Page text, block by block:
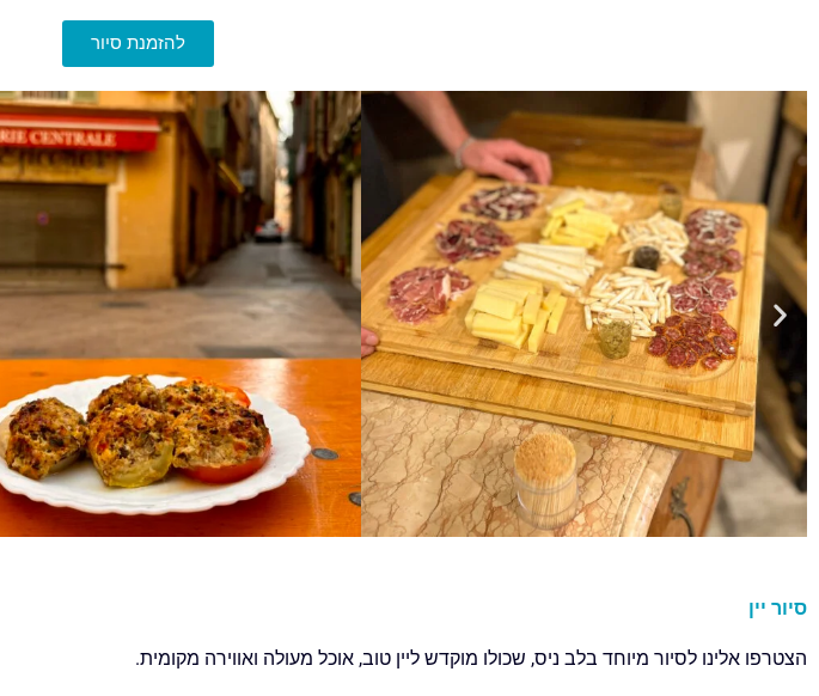
להזמנת סיור
סיור יין
הצטרפו אלינו לסיור מיוחד בלב ניס, שכולו מוקדש ליין טוב, אוכל מעולה ואווירה מקומית.